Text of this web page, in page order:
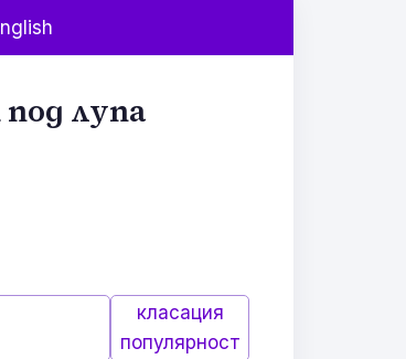
лупа
класация
популярност